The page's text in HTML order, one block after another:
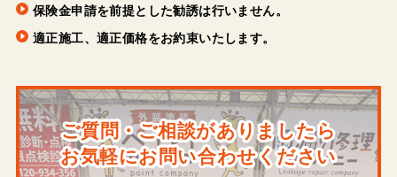
保険金申請を前提とした勧誘は行いません。
適正施工、適正価格をお約束いたします。
ご質問・ご相談がありましたら
お気軽にお問い合わせください